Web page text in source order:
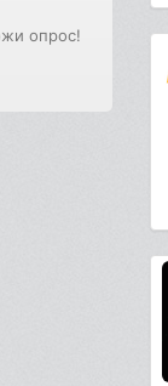
опрос!